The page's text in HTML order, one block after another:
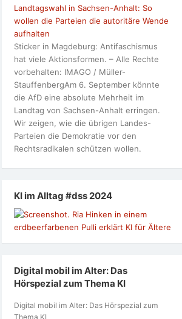
Landtagswahl in Sachsen-Anhalt: So
wollen die Parteien die autoritäre Wende
aufhalten
Sticker in Magdeburg: Antifaschismus
hat viele Aktionsformen. – Alle Rechte
vorbehalten: IMAGO / Müller-
StauffenbergAm 6. September könnte
die AfD eine absolute Mehrheit im
Landtag von Sachsen-Anhalt erringen.
Wir zeigen, wie die übrigen Landes-
Parteien die Demokratie vor den
Rechtsradikalen schützen wollen.
KI im Alltag #dss 2024
Digital mobil im Alter: Das
Hörspezial zum Thema KI
Digital mobil im Alter: Das Hörspezial zum
Thema KI